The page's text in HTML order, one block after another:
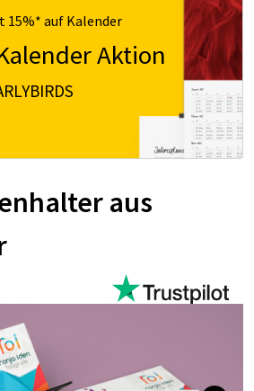
15%* auf Kalender
Aktion
aus